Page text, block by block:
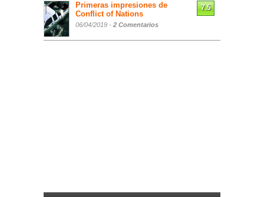
Primeras impresiones de
Conflict of Nations
06/04/2019 - 2 Comentarios
7.5